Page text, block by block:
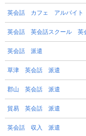
英会話 カフェ アルバイト
英会話 英会話スクール 英
英会話 派遣
草津 英会話 派遣
郡山 英会話 派遣
貿易 英会話 派遣
英会話 収入 派遣